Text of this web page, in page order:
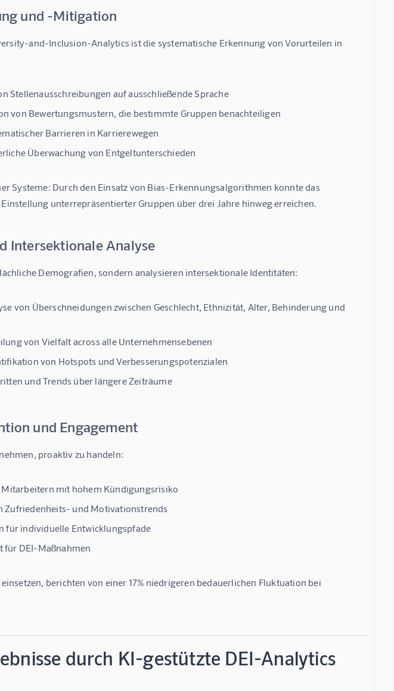
und -Mitigation
and-Inclusion-Analytics ist die systematische Erkennung von Vorurteilen in
Stellenausschreibungen auf ausschließende Sprache
von Bewertungsmustern, die bestimmte Gruppen benachteiligen
Barrieren in Karrierewegen
Überwachung von Entgeltunterschieden
Systeme: Durch den Einsatz von Bias-Erkennungsalgorithmen konnte das
unterrepräsentierter Gruppen über drei Jahre hinweg erreichen.
Intersektionale Analyse
Demografien, sondern analysieren intersektionale Identitäten:
von Überschneidungen zwischen Geschlecht, Ethnizität, Alter, Behinderung und
von Vielfalt across alle Unternehmensebenen
von Hotspots und Verbesserungspotenzialen
und Trends über längere Zeiträume
und Engagement
proaktiv zu handeln:
mit hohem Kündigungsrisiko
Zufriedenheits- und Motivationstrends
für individuelle Entwicklungspfade
für DEI-Maßnahmen
berichten von einer 17% niedrigeren bedauerlichen Fluktuation bei
durch KI-gestützte DEI-Analytics